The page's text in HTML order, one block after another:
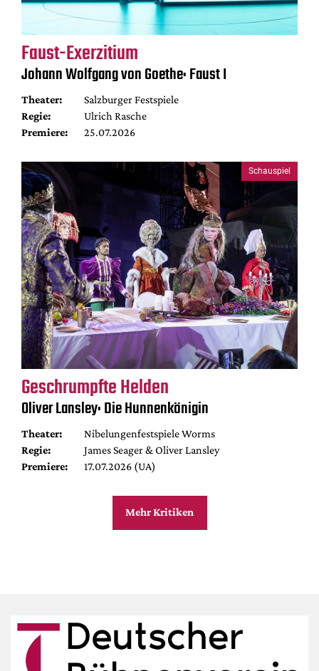
Faust-Exerzitium
Johann Wolfgang von Goethe: Faust I
Theater:
Salzburger Festspiele
Regie:
Ulrich Rasche
Premiere:
25.07.2026
Schauspiel
Geschrumpfte Helden
Oliver Lansley: Die Hunnenkönigin
Theater:
Nibelungenfestspiele Worms
Regie:
James Seager & Oliver Lansley
Premiere:
17.07.2026 (UA)
Mehr Kritiken